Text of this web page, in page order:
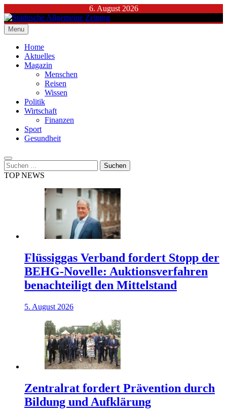
to
content
6. August 2026
Städtische Allgemeine Zeitung
Menu
Home
Aktuelles
Magazin
Menschen
Reisen
Wissen
Politik
Wirtschaft
Finanzen
Sport
Gesundheit
Suchen
nach:
TOP NEWS
Flüssiggas Verband fordert Stopp der
BEHG-Novelle: Auktionsverfahren
benachteiligt den Mittelstand
5. August 2026
Zentralrat fordert Prävention durch
Bildung und Aufklärung